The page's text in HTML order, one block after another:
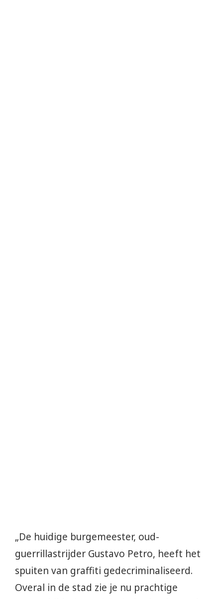
„De huidige burgemeester, oud-
guerrillastrijder Gustavo Petro, heeft het
spuiten van graffiti gedecriminaliseerd.
Overal in de stad zie je nu prachtige